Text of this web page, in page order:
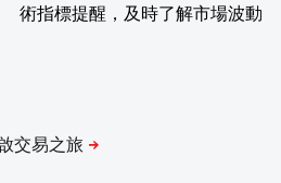
術指標提醒，及時了解市場波動